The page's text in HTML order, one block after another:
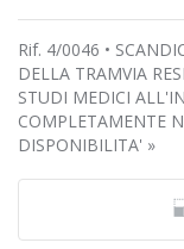
Rif. 4/0046 •
DELLA TRAMVIA
STUDI MEDICI
COMPLETAMENTE
DISPONIBILITA' »